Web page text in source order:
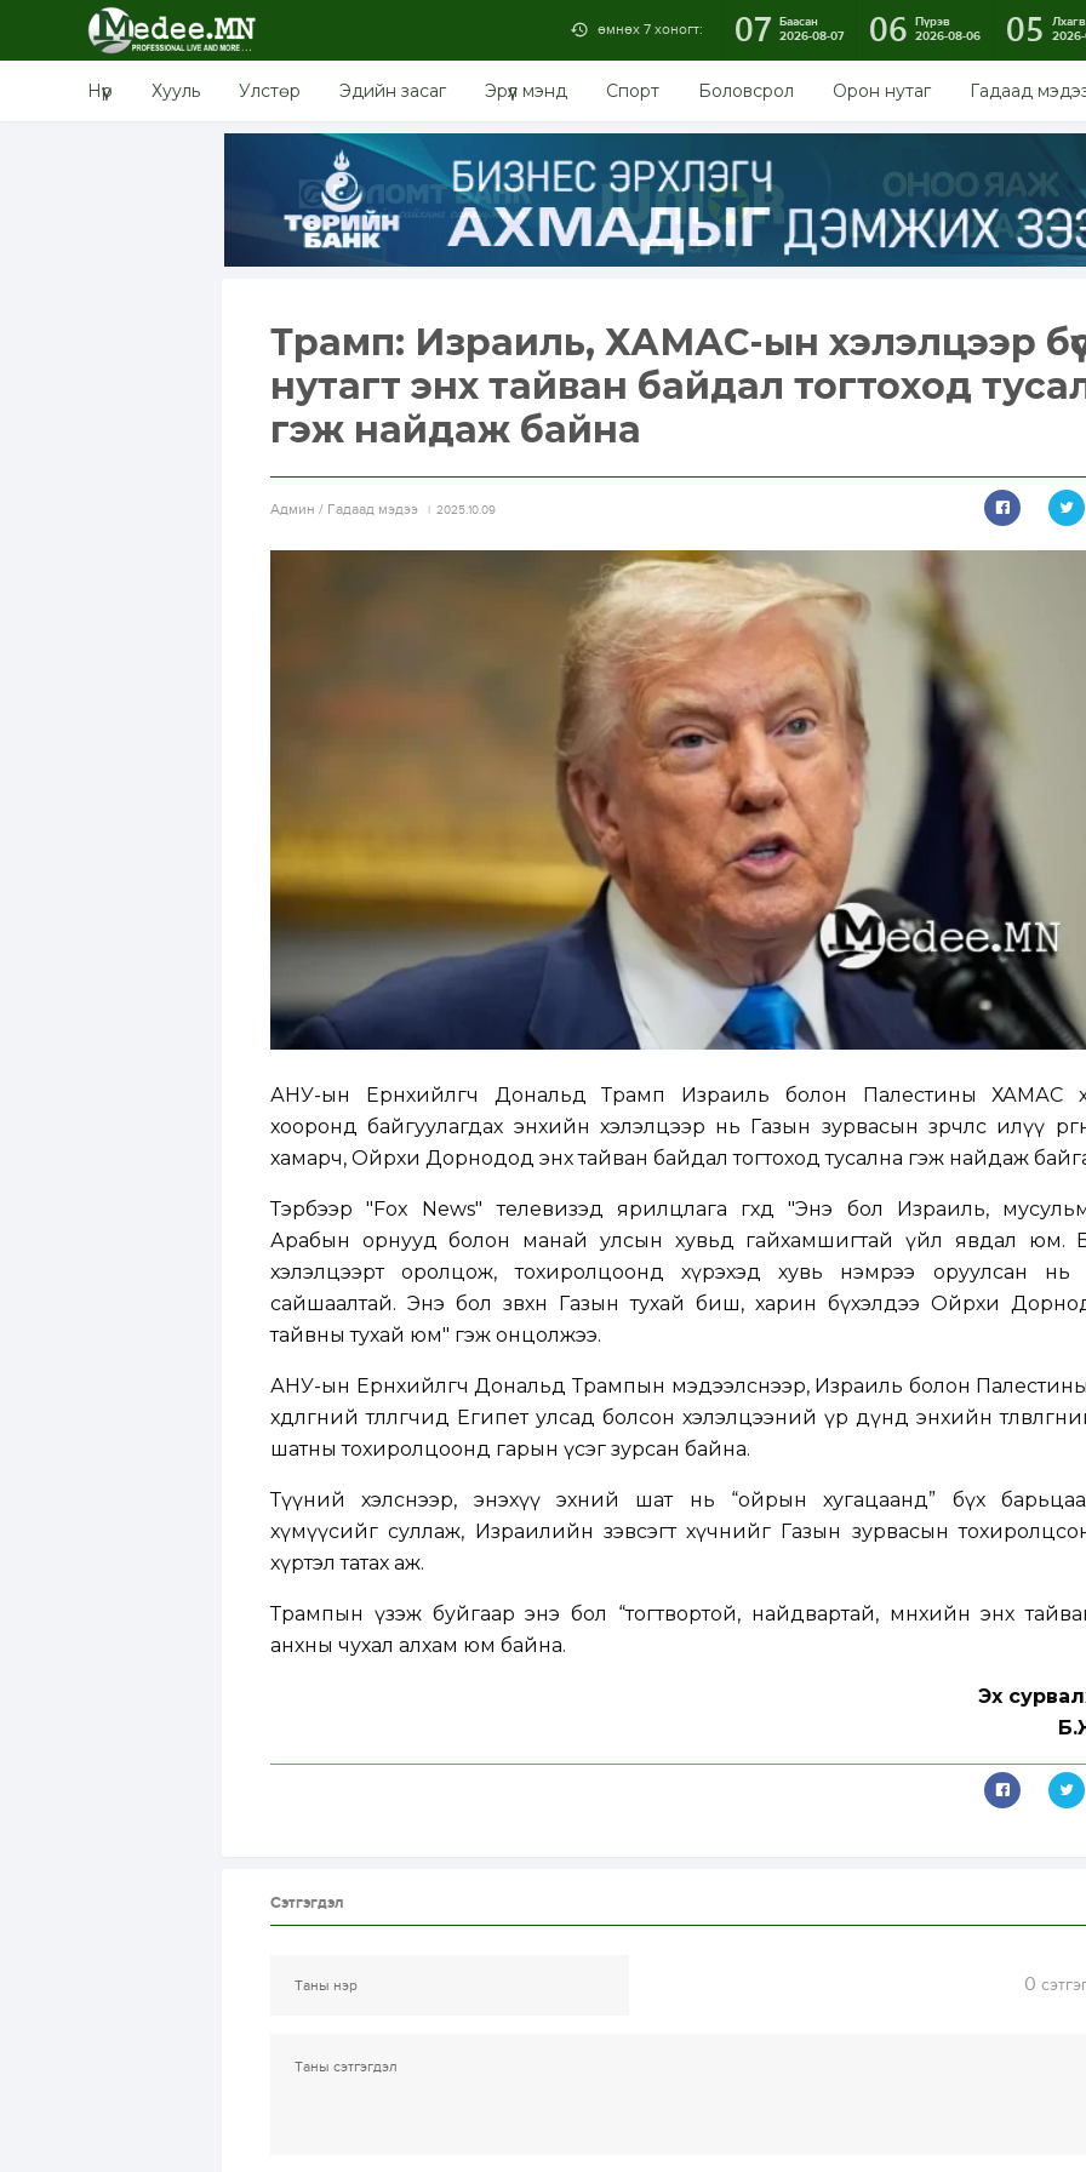
өмнөх 7 хоногт: 07 Баасан
2026-08-07
06 Пүрэв
2026-08-06
05
Нүүр Хууль Улстөр Эдийн засаг Эрүүл мэнд Спорт Боловсрол Орон нутаг Гадаад
Трамп: Израиль, ХАМАС-ын хэлэлцээр
нутагт энх тайван байдал тогтоход
гэж найдаж байна
Aдмин / Гадаад мэдээ 2025.10.09
АНУ-ын Ерөнхийлөгч Дональд Трамп Израиль болон Палестины ХАМАС
хооронд байгуулагдах энхийн хэлэлцээр нь Газын зурвасын зөрчлөөс илүү
хамарч, Ойрхи Дорнодод энх тайван байдал тогтоход тусална гэж найдаж
Тэрбээр "Fox News" телевизэд ярилцлага өгөхдөө "Энэ бол Израиль,
Арабын орнууд болон манай улсын хувьд гайхамшигтай үйл явдал юм.
хэлэлцээрт оролцож, тохиролцоонд хүрэхэд хувь нэмрээ оруулсан нь
сайшаалтай. Энэ бол зөвхөн Газын тухай биш, харин бүхэлдээ Ойрхи
тайвны тухай юм" гэж онцолжээ.
АНУ-ын Ерөнхийлөгч Дональд Трампын мэдээлснээр, Израиль болон
хөдөлгөөний төлөөлөгчид Египет улсад болсон хэлэлцээний үр дүнд энхийн
шатны тохиролцоонд гарын үсэг зурсан байна.
Түүний хэлснээр, энэхүү эхний шат нь “ойрын хугацаанд” бүх
хүмүүсийг суллаж, Израилийн зэвсэгт хүчнийг Газын зурвасын
хүртэл татах аж.
Трампын үзэж буйгаар энэ бол “тогтвортой, найдвартай, мөнхийн энх тайван”-
анхны чухал алхам юм байна.
Эх
Сэтгэгдэл
0